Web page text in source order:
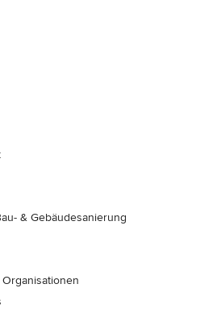
& Gebäudesanierung